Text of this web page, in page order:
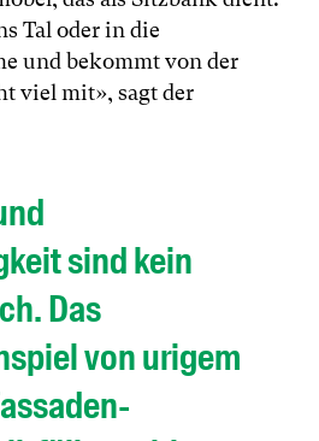
Tal oder in die
und bekommt von der
viel mit», sagt der
sind kein
Das
von urigem